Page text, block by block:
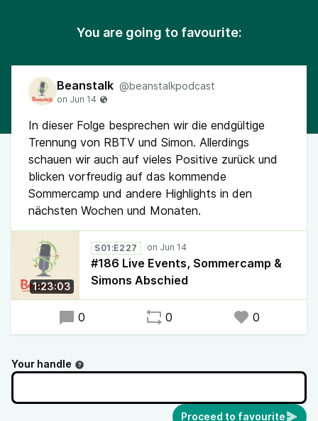
You are going to favourite:
Beanstalk @beanstalkpodcast
In dieser Folge besprechen wir die endgültige
Trennung von RBTV und Simon. Allerdings
schauen wir auch auf vieles Positive zurück und
blicken vorfreudig auf das kommende
Sommercamp und andere Highlights in den
nächsten Wochen und Monaten.
1:23:03
S01:E227
#186 Live Events, Sommercamp &
Simons Abschied
0 0 0
Your handle
Proceed to favourite